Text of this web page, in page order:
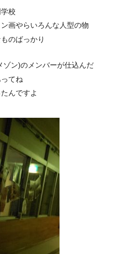
校
画やらいろんな人型の物
のばっかり
ゾン)のメンバーが仕込んだ
てね
んですよ